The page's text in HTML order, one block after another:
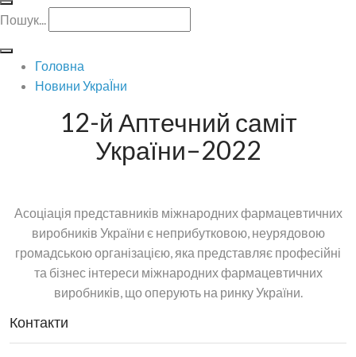
Пошук...
Головна
Новини УкраЇни
12-й Аптечний саміт
України–2022
Асоціація представників міжнародних фармацевтичних
виробників України є неприбутковою, неурядовою
громадською організацією, яка представляє професійні
та бізнес інтереси міжнародних фармацевтичних
виробників, що оперують на ринку України.
Контакти